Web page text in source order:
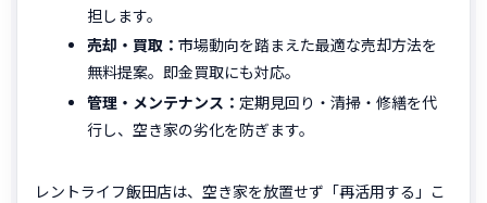
担します。
売却・買取： 市場動向を踏まえた最適な売却方法を
無料提案。即金買取にも対応。
管理・メンテナンス： 定期見回り・清掃・修繕を代
行し、空き家の劣化を防ぎます。
レントライフ飯田店は、空き家を放置せず「再活用する」こ